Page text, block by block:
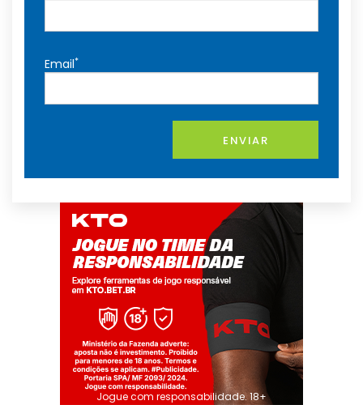
Email*
ENVIAR
Jogue com responsabilidade. 18+